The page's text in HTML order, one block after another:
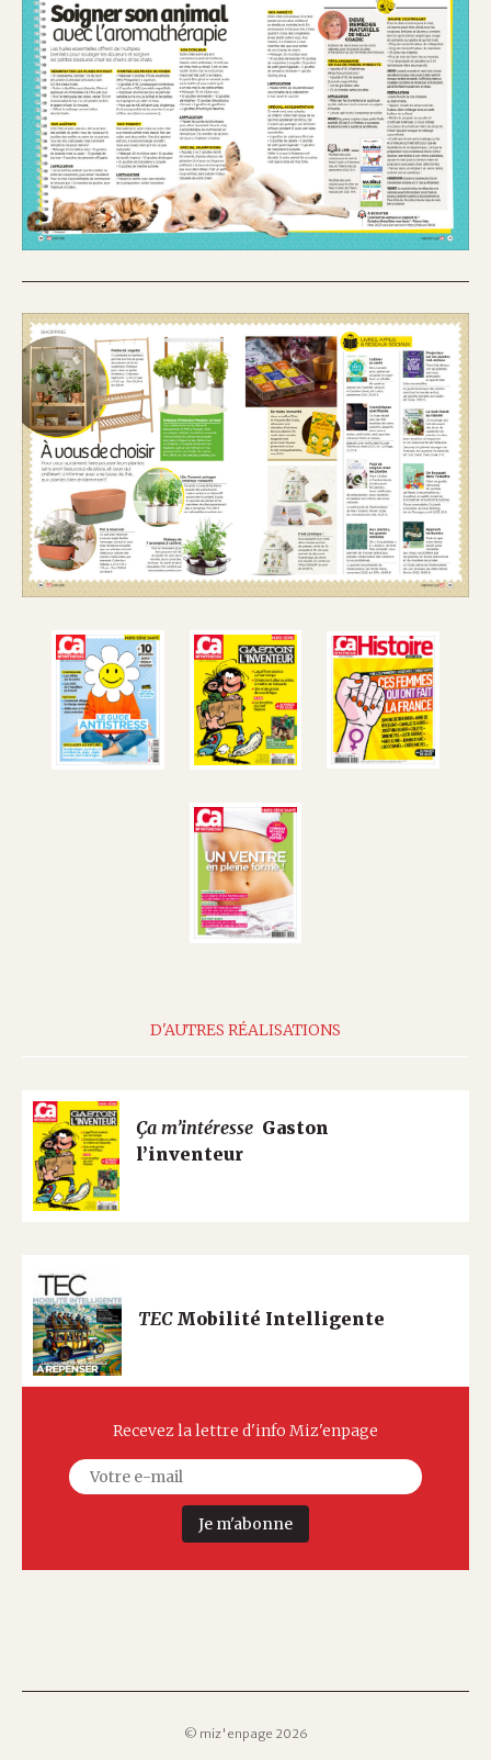
D'AUTRES RÉALISATIONS
Ça m’intéresse Gaston
l’inventeur
TEC Mobilité Intelligente
Recevez la lettre d'info Miz'enpage
Je m'abonne
© miz'enpage 2026